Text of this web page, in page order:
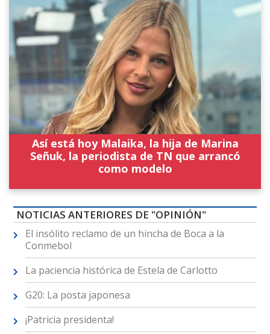
Así está hoy Malaika, la hija de Marina
Señuk, la periodista de TN que arrancó
como modelo
NOTICIAS ANTERIORES DE "OPINIÓN"
El insólito reclamo de un hincha de Boca a la
Conmebol
La paciencia histórica de Estela de Carlotto
G20: La posta japonesa
¡Patricia presidenta!